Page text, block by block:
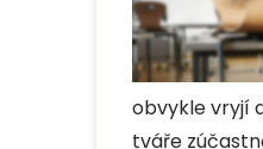
obvykle vryjí
tváře